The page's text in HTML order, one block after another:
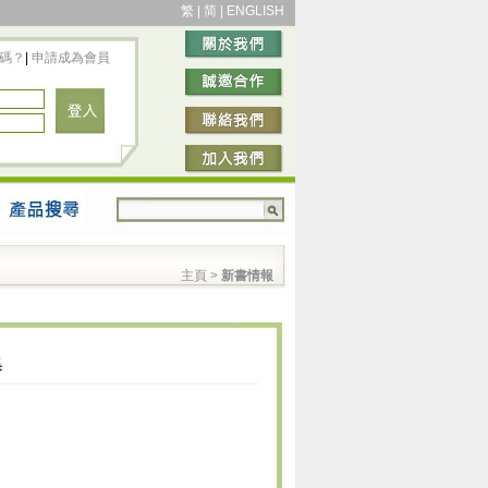
繁 简 ENGLISH
？ 申請成為會員
主頁 > 新書情報